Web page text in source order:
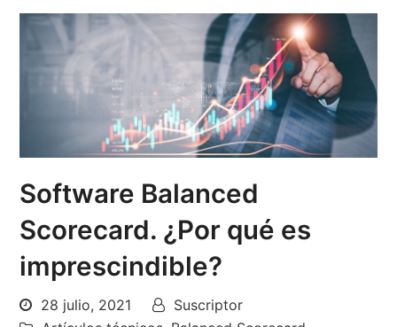
Software Balanced
Scorecard. ¿Por qué es
imprescindible?
28 julio, 2021
Suscriptor